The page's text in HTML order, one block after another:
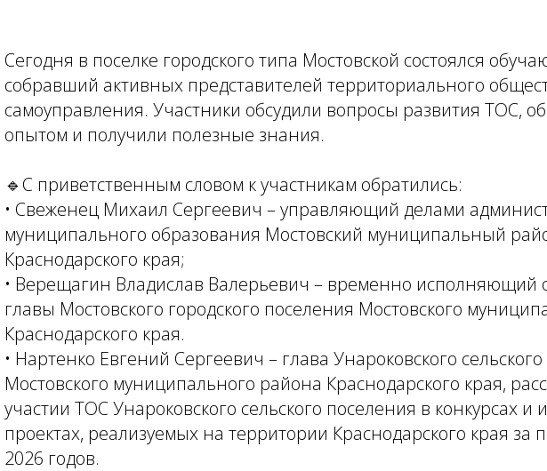
Сегодня в поселке городского типа Мостовской состоялся
собравший активных представителей территориального
самоуправления. Участники обсудили вопросы развития ТОС,
опытом и получили полезные знания.
🔹С приветственным словом к участникам обратились:
• Свеженец Михаил Сергеевич – управляющий делами
муниципального образования Мостовский муниципальный
Краснодарского края;
• Верещагин Владислав Валерьевич – временно исполняющий
главы Мостовского городского поселения Мостовского
Краснодарского края.
• Нартенко Евгений Сергеевич – глава Унароковского
Мостовского муниципального района Краснодарского края,
участии ТОС Унароковского сельского поселения в конкурсах
проектах, реализуемых на территории Краснодарского края за
2026 годов.